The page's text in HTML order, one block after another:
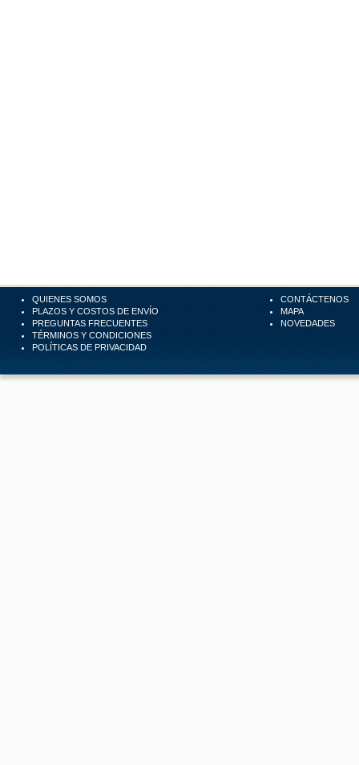
QUIENES SOMOS
PLAZOS Y COSTOS DE ENVÍO
PREGUNTAS FRECUENTES
TÉRMINOS Y CONDICIONES
POLÍTICAS DE PRIVACIDAD
CONTÁCTENOS
MAPA
NOVEDADES